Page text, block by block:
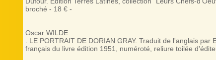
broché - 18 € -
Oscar WILDE
. LE PORTRAIT DE DORIAN GRAY. Traduit de l'anglais
français du livre édition 1951, numéroté, reliure toilée